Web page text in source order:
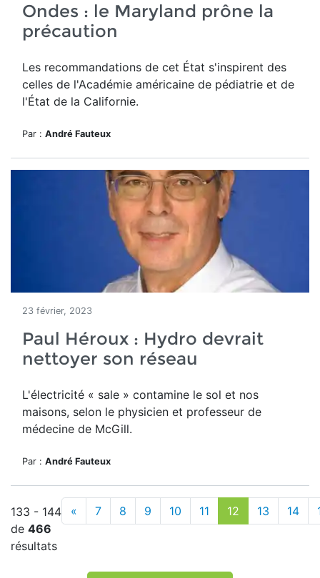
Ondes : le Maryland prône la
précaution
Les recommandations de cet État s'inspirent des
celles de l'Académie américaine de pédiatrie et de
l'État de la Californie.
Par : André Fauteux
23 février, 2023
Paul Héroux : Hydro devrait
nettoyer son réseau
L'électricité « sale » contamine le sol et nos
maisons, selon le physicien et professeur de
médecine de McGill.
Par : André Fauteux
133 - 144
de 466
résultats
« 7 8 9 10 11 12 13 14